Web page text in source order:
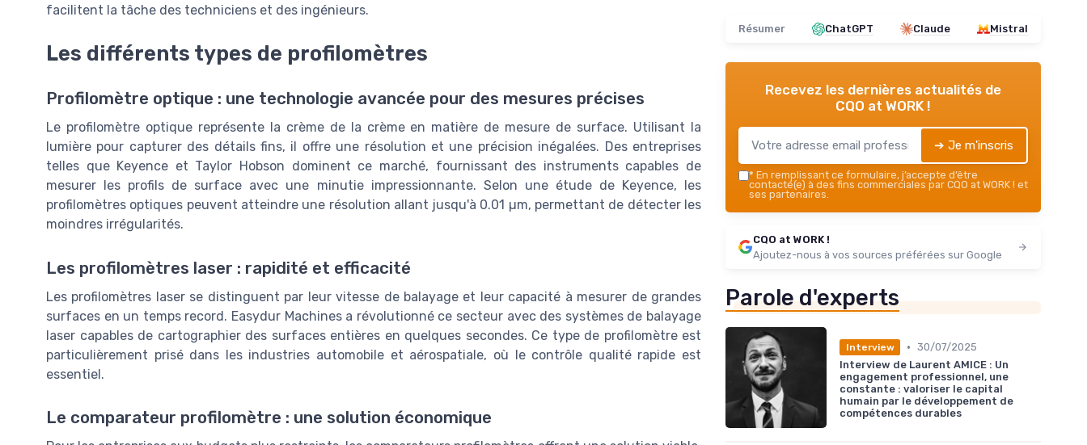
facilitent la tâche des techniciens et des ingénieurs.
Les différents types de profilomètres
Profilomètre optique : une technologie avancée pour des mesures précises
Le profilomètre optique représente la crème de la crème en matière de mesure de surface. Utilisant la
lumière pour capturer des détails fins, il offre une résolution et une précision inégalées. Des entreprises
telles que Keyence et Taylor Hobson dominent ce marché, fournissant des instruments capables de
mesurer les profils de surface avec une minutie impressionnante. Selon une étude de Keyence, les
profilomètres optiques peuvent atteindre une résolution allant jusqu'à 0.01 µm, permettant de détecter les
moindres irrégularités.
Les profilomètres laser : rapidité et efficacité
Les profilomètres laser se distinguent par leur vitesse de balayage et leur capacité à mesurer de grandes
surfaces en un temps record. Easydur Machines a révolutionné ce secteur avec des systèmes de balayage
laser capables de cartographier des surfaces entières en quelques secondes. Ce type de profilomètre est
particulièrement prisé dans les industries automobile et aérospatiale, où le contrôle qualité rapide est
essentiel.
Le comparateur profilomètre : une solution économique
Résumer ChatGPT Claude Mistral
Recevez les dernières actualités de
CQO at WORK !
➔ Je m'inscris
* En remplissant ce formulaire, j’accepte d’être
contacté(e) à des fins commerciales par CQO at WORK ! et
ses partenaires.
CQO at WORK !
Ajoutez-nous à vos sources préférées sur Google
Parole d'experts
Interview • 30/07/2025
Interview de Laurent AMICE : Un
engagement professionnel, une
constante : valoriser le capital
humain par le développement de
compétences durables